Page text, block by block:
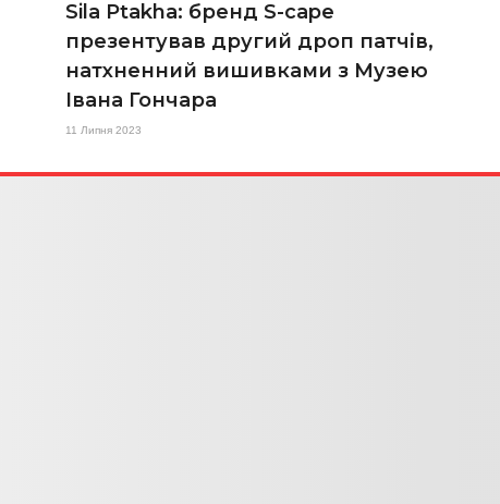
Sila Ptakha: бренд S-cape
презентував другий дроп патчів,
натхненний вишивками з Музею
Івана Гончара
11 Липня 2023